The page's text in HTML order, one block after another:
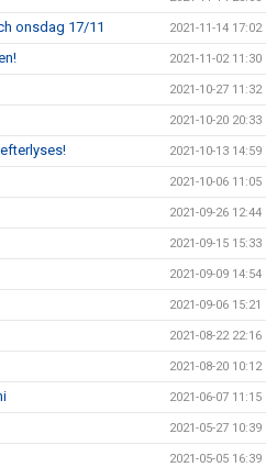
onsdag 17/11 2021-11-14 17:02
2021-11-02 11:30
2021-10-27 11:32
2021-10-20 20:33
2021-10-13 14:59
2021-10-06 11:05
2021-09-26 12:44
2021-09-15 15:33
2021-09-09 14:54
2021-09-06 15:21
2021-08-22 22:16
2021-08-20 10:12
2021-06-07 11:15
2021-05-27 10:39
2021-05-05 16:39